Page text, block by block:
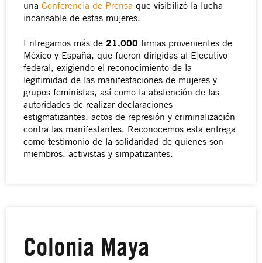
una Conferencia de Prensa que visibilizó la lucha
incansable de estas mujeres.
Entregamos más de 21,000 firmas provenientes de
México y España, que fueron dirigidas al Ejecutivo
federal, exigiendo el reconocimiento de la
legitimidad de las manifestaciones de mujeres y
grupos feministas, así como la abstención de las
autoridades de realizar declaraciones
estigmatizantes, actos de represión y criminalización
contra las manifestantes. Reconocemos esta entrega
como testimonio de la solidaridad de quienes son
miembros, activistas y simpatizantes.
Colonia Maya